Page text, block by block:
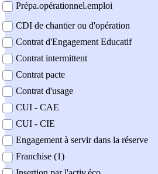
Prépa.opérationnel.emploi
CDI de chantier ou d'opération
Contrat d'Engagement Educatif
Contrat intermittent
Contrat pacte
Contrat d'usage
CUI - CAE
CUI - CIE
Engagement à servir dans la réserve
Franchise (1)